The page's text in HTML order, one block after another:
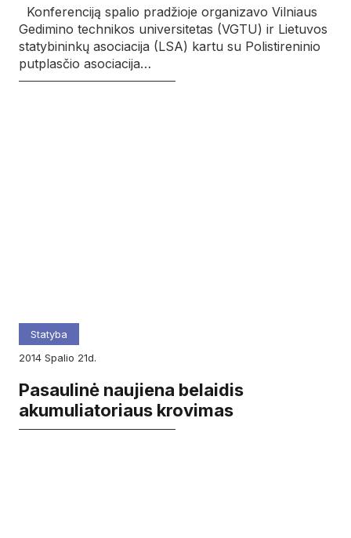
Konferenciją spalio pradžioje organizavo Vilniaus
Gedimino technikos universitetas (VGTU) ir Lietuvos
statybininkų asociacija (LSA) kartu su Polistireninio
putplasčio asociacija…
Statyba
2014
spalio 21d.
Pasaulinė naujiena belaidis
akumuliatoriaus krovimas